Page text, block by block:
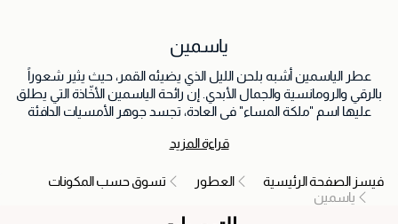
ياسمين
عطر الياسمين أشبه بلحن الليل الذي يضيئه القمر، حيث يثير شعوراً
بالرقي والرومانسية والجمال الأبدي. إن رائحة الياسمين الأخّاذة التي يطلق
عليها اسم "ملكة المساء" في العادة، تجسد جوهر الأمسيات الدافئة
الأبيض الذي يتفتح تحت عباءة الظلام، برائحة قوية ورقيقة في الوقت
نفسك بعطر زكي، يذكرنا بالحب والغموض والرقي الخالد. بالنسبة
للكثيرين، الياسمين أكثر من مجرد رائحة، إنه تجربة شعرية، همسة من
حكايات الطبيعة الساحرة، ورمز للرقي والفخامة.
قراءة المزيد
فيسز الصفحة الرئيسية العطور
تسوق حسب المكونات
ياسمين